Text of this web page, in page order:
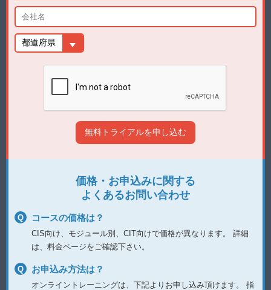
価格・お申込みに関する
よくあるお問い合わせ
コースの価格は？
CIS向け、モジュール別、CIT向けで価格が異なります。
詳細
は、料金ページをご確認下さい。
お申込み方法は？
オンライントレーニングは、下記よりお申し込み頂けます。
指